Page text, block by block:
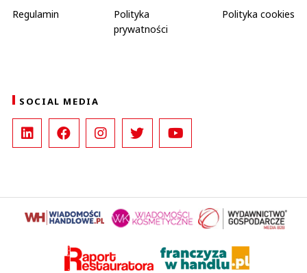
Regulamin
Polityka
prywatności
Polityka cookies
SOCIAL MEDIA